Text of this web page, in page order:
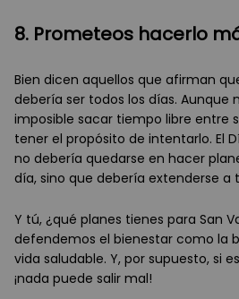
8. Prometeos hacerlo
Bien dicen aquellos que afirman
debería ser todos los días. Aunque
imposible sacar tiempo libre entre
tener el propósito de intentarlo. El
no debería quedarse en hacer
día, sino que debería extenderse a
Y tú, ¿qué planes tienes para San
defendemos el bienestar como la
vida saludable. Y, por supuesto, si
¡nada puede salir mal!